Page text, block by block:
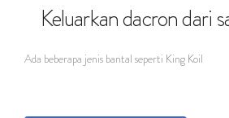
Keluarkan dacron dari
Ada beberapa jenis bantal seperti King Koil